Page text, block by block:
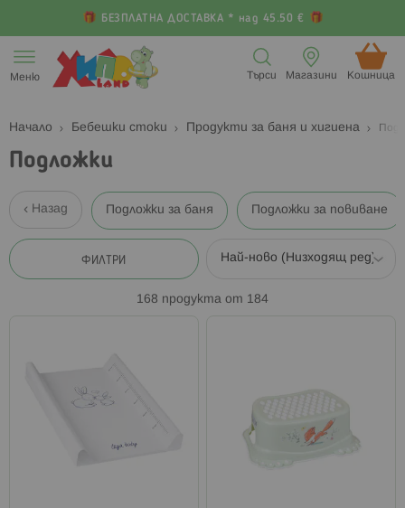
БЕЗПЛАТНА ДОСТАВКА * над 45.50 €
към
съдържанието
Меню Кошница (
Магазини
Търси
Начало Бебешки стоки Продукти за баня и хигиена
Подложки
Назад Подложки за баня Подложки за повиване
ФИЛТРИ
168 продукта от 184